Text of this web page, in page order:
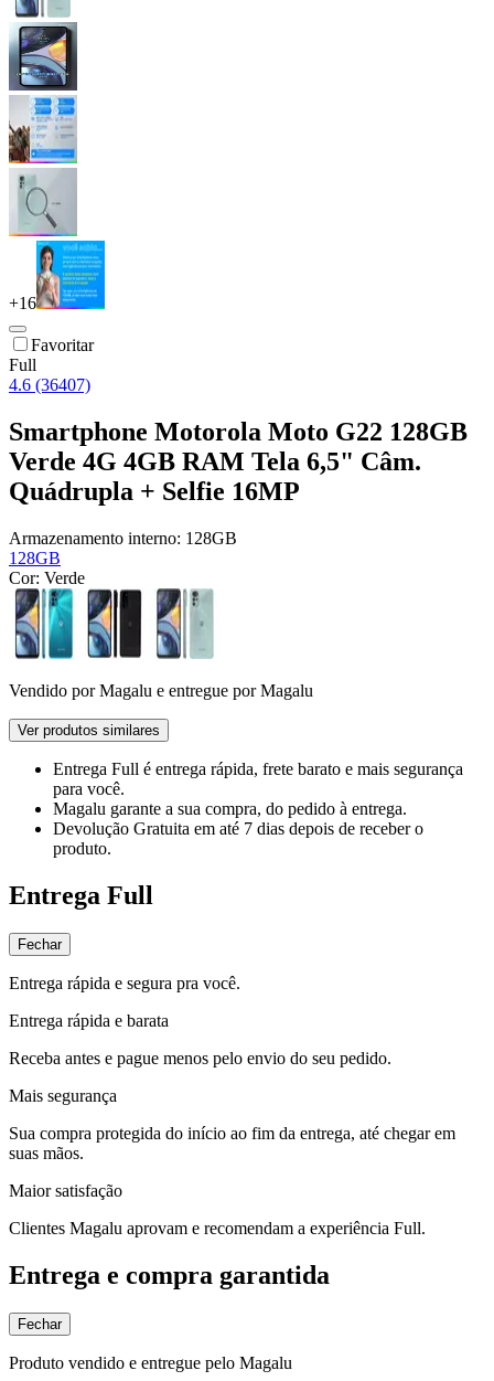
+16
Favoritar
Full
4.6 (36407)
Smartphone Motorola Moto G22 128GB
Verde 4G 4GB RAM Tela 6,5" Câm.
Quádrupla + Selfie 16MP
Armazenamento interno: 128GB
128GB
Cor: Verde
Vendido porMagalu e entregue por Magalu
Ver produtos similares
Entrega Full é entrega rápida, frete barato e mais segurança
para você.
Magalu garante a sua compra, do pedido à entrega.
Devolução Gratuita em até 7 dias depois de receber o
produto.
Entrega Full
Fechar
Entrega rápida e segura pra você.
Entrega rápida e barata
Receba antes e pague menos pelo envio do seu pedido.
Mais segurança
Sua compra protegida do início ao fim da entrega, até chegar em
suas mãos.
Maior satisfação
Clientes Magalu aprovam e recomendam a experiência Full.
Entrega e compra garantida
Fechar
Produto vendido e entregue pelo Magalu